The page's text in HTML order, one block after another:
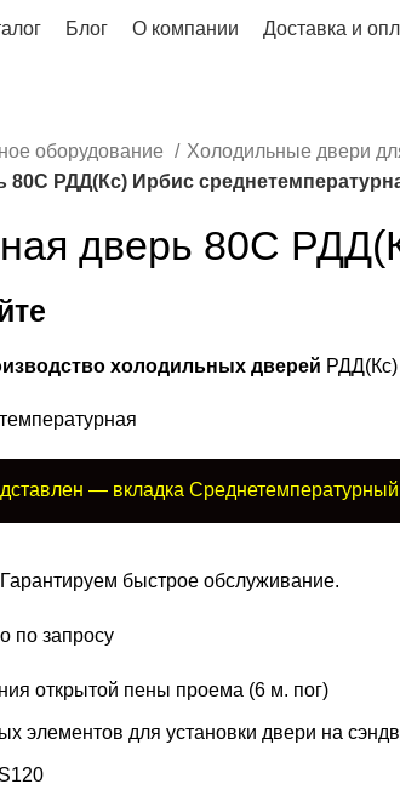
Блог О компании Доставка и
оборудование Холодильные двери
80С РДД(Кс) Ирбис
дверь 80С
холодильных дверей
— вкладка
быстрое обслуживание.
по запросу
открытой пены проема (6 м. пог)
элементов для установки двери на